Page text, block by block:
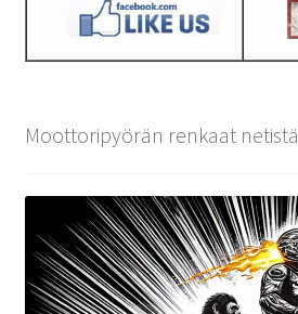
Moottoripyörän renkaat netistä